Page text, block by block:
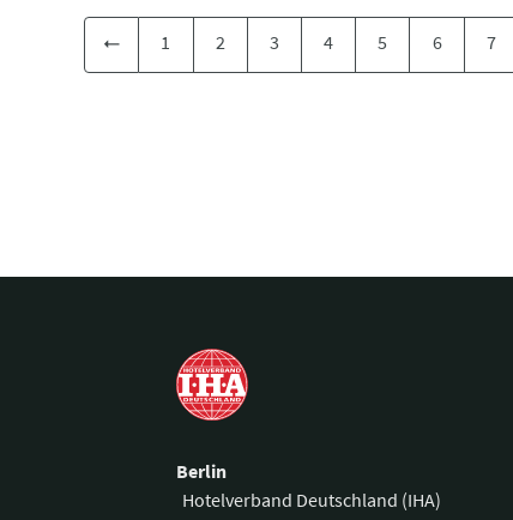
1 2 3 4 5 6 7
Berlin
Hotelverband Deutschland (IHA)